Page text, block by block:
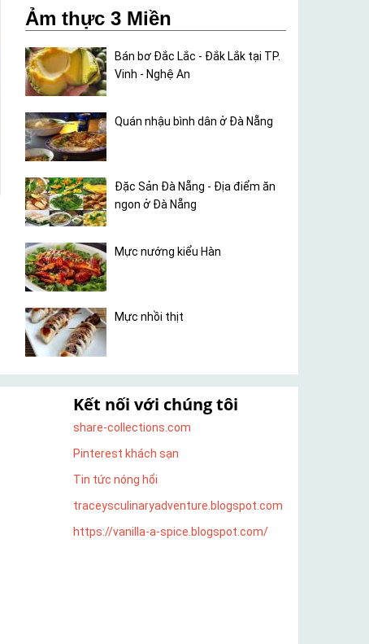
Ảm thực 3 Miền
Bán bơ Đắc Lắc - Đắk Lắk tại TP.
Vinh - Nghệ An
Quán nhậu bình dân ở Đà Nẵng
Đặc Sản Đà Nẵng - Địa điểm ăn
ngon ở Đà Nẵng
Mực nướng kiểu Hàn
Mực nhồi thịt
Kết nối với chúng tôi
share-collections.com
Pinterest khách sạn
Tin tức nóng hổi
traceysculinaryadventure.blogspot.com
https://vanilla-a-spice.blogspot.com/